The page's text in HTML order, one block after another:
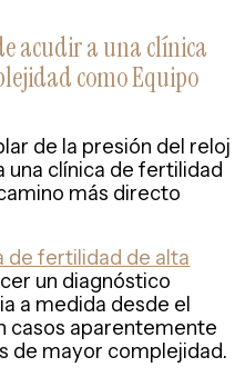
acudir a una clínica
como Equipo
de la presión del reloj
una clínica de fertilidad
más directo
de fertilidad de alta
un diagnóstico
a medida desde el
casos aparentemente
de mayor complejidad.